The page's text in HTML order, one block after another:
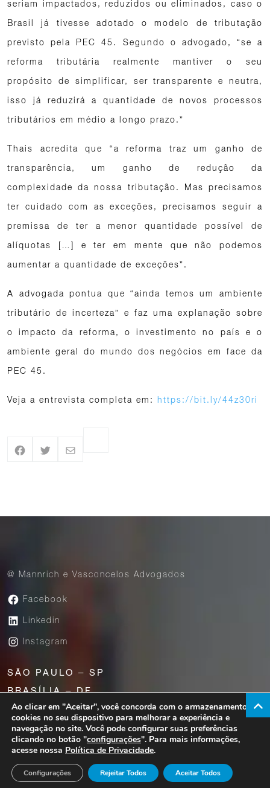
seriam impactados, reduzidos ou eliminados, caso o
Brasil já tivesse adotado o modelo de tributação
previsto pela PEC 45. Segundo o advogado, “se a
reforma tributária realmente mantiver o seu
propósito de simplificar, ser transparente e neutra,
isso já reduzirá a quantidade de novos processos
tributários em médio a longo prazo.”
Thais acredita que “a reforma traz um ganho de
transparência, um ganho de redução da
complexidade da nossa tributação. Mas precisamos
ter cuidado com as exceções, precisamos seguir a
premissa de ter a menor quantidade possível de
alíquotas […] e ter em mente que não podemos
aumentar a quantidade de exceções”.
A advogada pontua que “ainda temos um ambiente
tributário de incerteza” e faz uma explanação sobre
o impacto da reforma, o investimento no país e o
ambiente geral do mundo dos negócios em face da
PEC 45.
Veja a entrevista completa em: https://bit.ly/44z30ri
@ Mannrich e Vasconcelos Advogados
Facebook
Linkedin
Instagram
SÃO PAULO – SP
BRASÍLIA – DF
UBERABA – MG
Av. Paulista, 1776 – 23° andar – São Paulo – SP |
CEP 01310-200
Copyright @Mannrich e Vasconcelos 2026. All rights reserved.
Ao clicar em "Aceitar", você concorda com o armazenamento de
cookies no seu dispositivo para melhorar a experiência e
navegação no site. Você pode configurar suas preferências
clicando no botão "configurações". Para mais informações,
acesse nossa Política de Privacidade.
Aceitar Todos
Rejeitar Todos
Configurações